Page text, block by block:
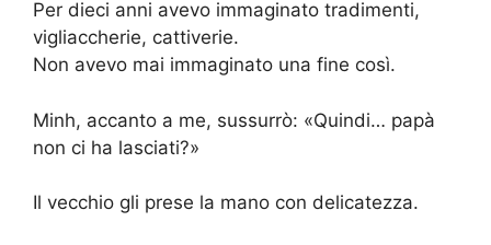
Per dieci anni avevo immaginato tradimenti,
vigliaccherie, cattiverie.
Non avevo mai immaginato una fine così.
Minh, accanto a me, sussurrò: «Quindi… papà
non ci ha lasciati?»
Il vecchio gli prese la mano con delicatezza.